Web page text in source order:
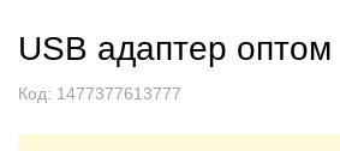
USB адаптер оптом
Код: 1477377613777